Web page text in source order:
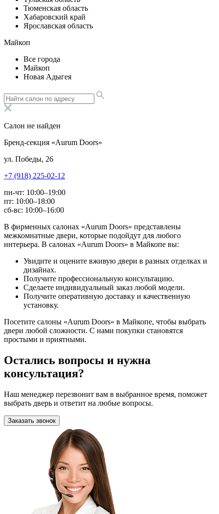
Тюменская область
Хабаровский край
Ярославская область
Майкоп
Все города
Майкоп
Новая Адыгея
Салон не найден
Бренд-секция «Aurum Doors»
ул. Победы, 26
+7 (918) 225-02-12
пн-чт: 10:00–19:00
пт: 10:00–18:00
сб-вс: 10:00–16:00
В фирменных салонах «Aurum Doors» представлены
межкомнатные двери, которые подойдут для любого
интерьера. В салонах «Aurum Doors» в Майкопе вы:
Увидите и оцените вживую двери в разных отделках и
дизайнах.
Получите профессиональную консультацию.
Сделаете индивидуальный заказ любой модели.
Получите оперативную доставку и качественную
установку.
Посетите салоны «Aurum Doors» в Майкопе, чтобы выбрать
двери любой сложности. С нами покупки становятся
простыми и приятными.
Остались вопросы и нужна
консультация?
Наш менеджер перезвонит вам в выбранное время, поможет
выбрать дверь и ответит на любые вопросы.
Заказать звонок